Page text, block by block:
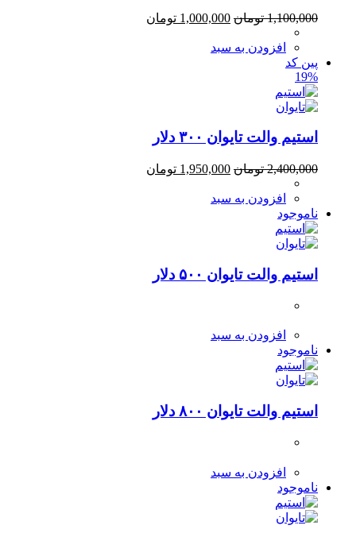
1,100,000 تومان 1,000,000 تومان
افزودن به سبد
پین کد
19%
استیم والت تایوان ۳۰۰ دلار
2,400,000 تومان 1,950,000 تومان
افزودن به سبد
ناموجود
استیم والت تایوان ۵۰۰ دلار
افزودن به سبد
ناموجود
استیم والت تایوان ۸۰۰ دلار
افزودن به سبد
ناموجود